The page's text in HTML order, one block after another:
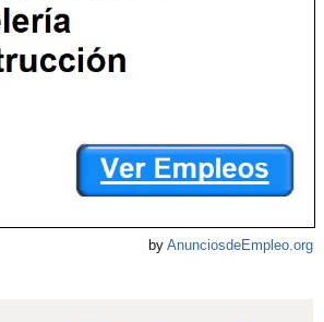
by AnunciosdeEmpleo.org